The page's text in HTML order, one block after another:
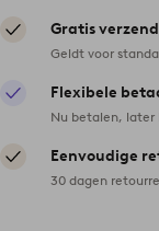
Gratis
Geldt voor
Flexibele
Nu betalen,
Eenvoudige
30 dagen